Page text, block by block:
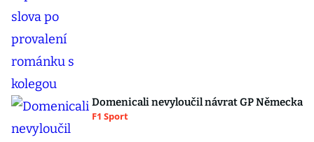
Domenicali nevyloučil návrat GP Německa
F1 Sport